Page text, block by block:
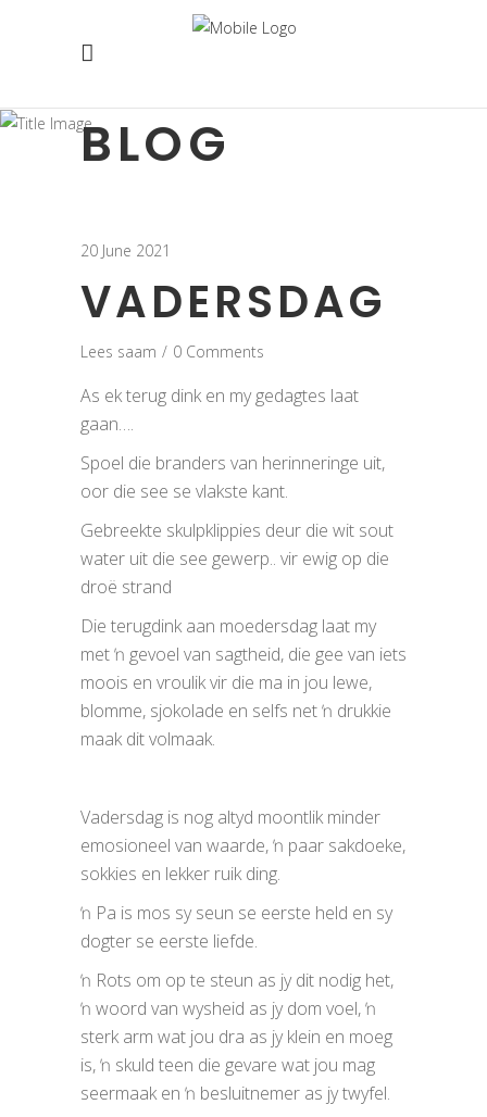
BLOG
20 June 2021
VADERSDAG
Lees saam 0 Comments
As ek terug dink en my gedagtes laat
gaan….
Spoel die branders van herinneringe uit,
oor die see se vlakste kant.
Gebreekte skulpklippies deur die wit sout
water uit die see gewerp.. vir ewig op die
droë strand
Die terugdink aan moedersdag laat my
met ŉ gevoel van sagtheid, die gee van iets
moois en vroulik vir die ma in jou lewe,
blomme, sjokolade en selfs net ŉ drukkie
maak dit volmaak.
Vadersdag is nog altyd moontlik minder
emosioneel van waarde, ŉ paar sakdoeke,
sokkies en lekker ruik ding.
ŉ Pa is mos sy seun se eerste held en sy
dogter se eerste liefde.
ŉ Rots om op te steun as jy dit nodig het,
ŉ woord van wysheid as jy dom voel, ŉ
sterk arm wat jou dra as jy klein en moeg
is, ŉ skuld teen die gevare wat jou mag
seermaak en ŉ besluitnemer as jy twyfel.